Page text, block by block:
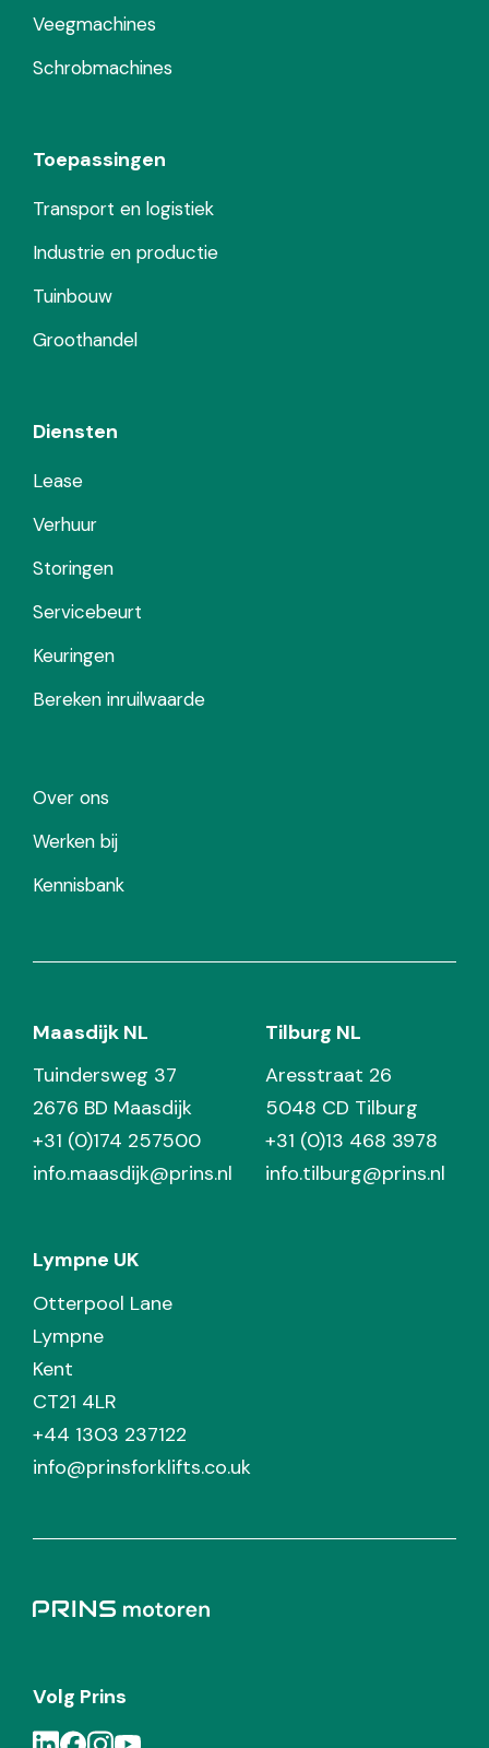
Veegmachines
Schrobmachines
Toepassingen
Transport en logistiek
Industrie en productie
Tuinbouw
Groothandel
Diensten
Lease
Verhuur
Storingen
Servicebeurt
Keuringen
Bereken inruilwaarde
Over ons
Werken bij
Kennisbank
Maasdijk NL
Tuindersweg 37
2676 BD Maasdijk
+31 (0)174 257500
info.maasdijk@prins.nl
Tilburg NL
Aresstraat 26
5048 CD Tilburg
+31 (0)13 468 3978
info.tilburg@prins.nl
Lympne UK
Otterpool Lane
Lympne
Kent
CT21 4LR
+44 1303 237122
info@prinsforklifts.co.uk
Volg Prins